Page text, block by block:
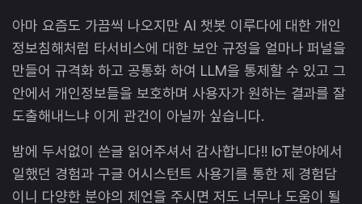
아마 요즘도 가끔씩 나오지만 AI 챗봇 이루다에 대한 개인
정보침해처럼 타서비스에 대한 보안 규정을 얼마나 퍼널을
만들어 규격화 하고 공통화 하여 LLM을 통제할 수 있고 그
안에서 개인정보들을 보호하며 사용자가 원하는 결과를 잘
도출해내느냐 이게 관건이 아닐까 싶습니다.
밤에 두서없이 쓴글 읽어주셔서 감사합니다!! IoT분야에서
일했던 경험과 구글 어시스턴트 사용기를 통한 제 경험담
이니 다양한 분야의 제언을 주시면 저도 너무나 도움이 될